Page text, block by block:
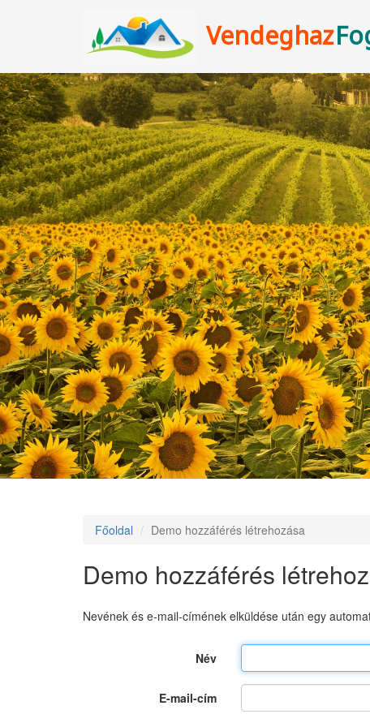
Vendeghaz
Főoldal Demo hozzáférés létrehozása
Demo hozzáférés
Nevének és e-mail-címének elküldése után egy
Név
E-mail-cím